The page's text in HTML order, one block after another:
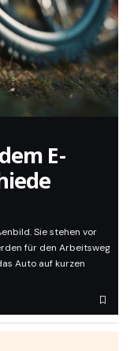
E-
Sie stehen vor
für den Arbeitsweg
Auto auf kurzen